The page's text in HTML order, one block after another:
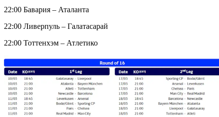
22:00 Бавария – Аталанта
22:00 Ливерпуль – Галатасарай
22:00 Тоттенхэм – Атлетико